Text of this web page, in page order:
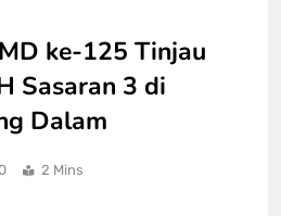
ke-125 Tinjau
Sasaran 3 di
Dalam
0 2 Mins